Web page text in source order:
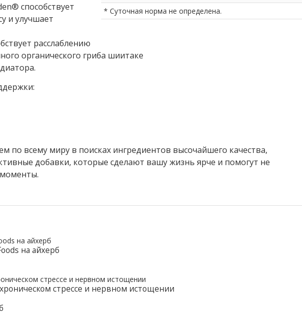
* Суточная норма не определена.
способствует
и улучшает
расслаблению
органического гриба шиитаке
по всему миру в поисках ингредиентов высочайшего качества,
добавки, которые сделают вашу жизнь ярче и помогут не
на айхерб
стрессе и нервном истощении